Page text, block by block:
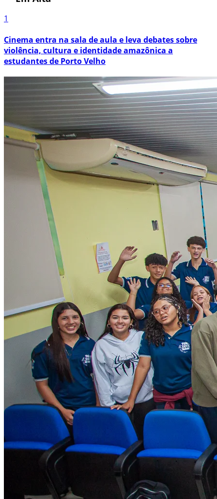
1
Cinema entra na sala de aula e leva debates sobre
violência, cultura e identidade amazônica a
estudantes de Porto Velho